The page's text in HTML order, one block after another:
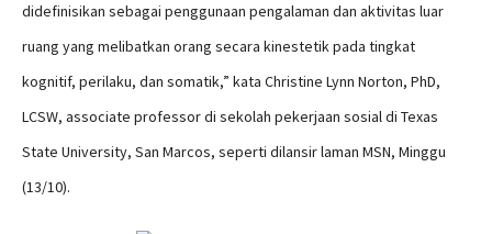
didefinisikan sebagai penggunaan pengalaman dan aktivitas luar
ruang yang melibatkan orang secara kinestetik pada tingkat
kognitif, perilaku, dan somatik,” kata Christine Lynn Norton, PhD,
LCSW, associate professor di sekolah pekerjaan sosial di Texas
State University, San Marcos, seperti dilansir laman MSN, Minggu
(13/10).